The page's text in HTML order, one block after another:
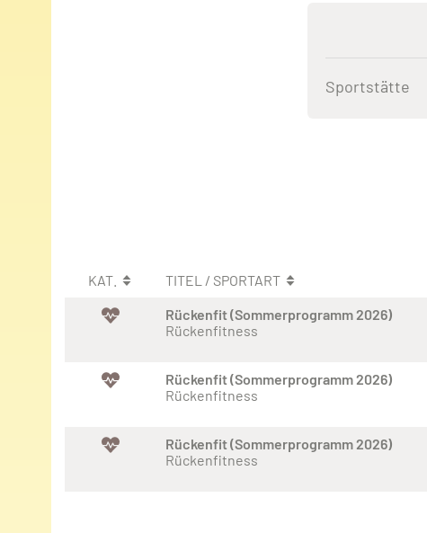
Sportstätte
KAT. TITEL / SPORTART
Rückenfit (Sommerprogramm 2026)
Rückenfitness
Rückenfit (Sommerprogramm 2026)
Rückenfitness
Rückenfit (Sommerprogramm 2026)
Rückenfitness